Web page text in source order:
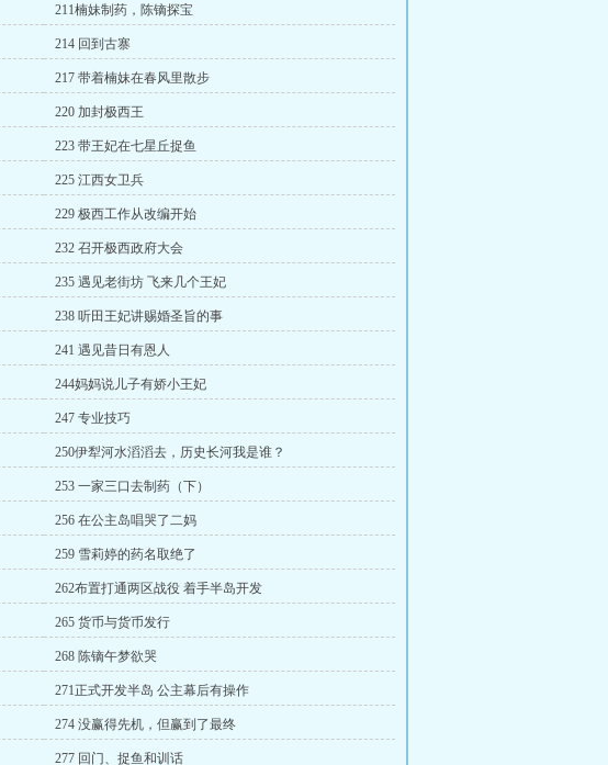
211楠妹制药，陈镝探宝
214 回到古寨
217 带着楠妹在春风里散步
220 加封极西王
223 带王妃在七星丘捉鱼
225 江西女卫兵
229 极西工作从改编开始
232 召开极西政府大会
235 遇见老街坊 飞来几个王妃
238 听田王妃讲赐婚圣旨的事
241 遇见昔日有恩人
244妈妈说儿子有娇小王妃
247 专业技巧
250伊犁河水滔滔去，历史长河我是谁？
253 一家三口去制药（下）
256 在公主岛唱哭了二妈
259 雪莉婷的药名取绝了
262布置打通两区战役 着手半岛开发
265 货币与货币发行
268 陈镝午梦欲哭
271正式开发半岛 公主幕后有操作
274 没赢得先机，但赢到了最终
277 回门、捉鱼和训话